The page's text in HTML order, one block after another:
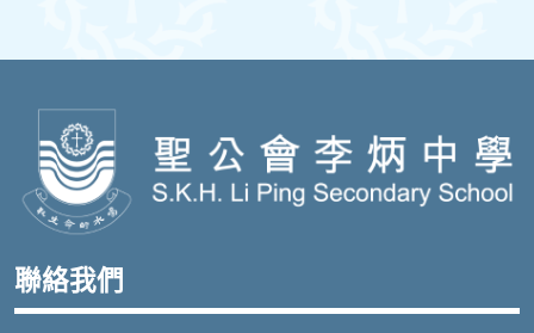
聯絡我們